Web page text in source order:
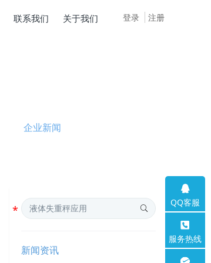
登录 注册
联系我们 关于我们
企业新闻
新闻资讯
QQ客服
服务热线